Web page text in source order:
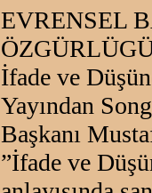
EVRENSEL
İfade ve
Yayından
Başkanı
”İfade ve